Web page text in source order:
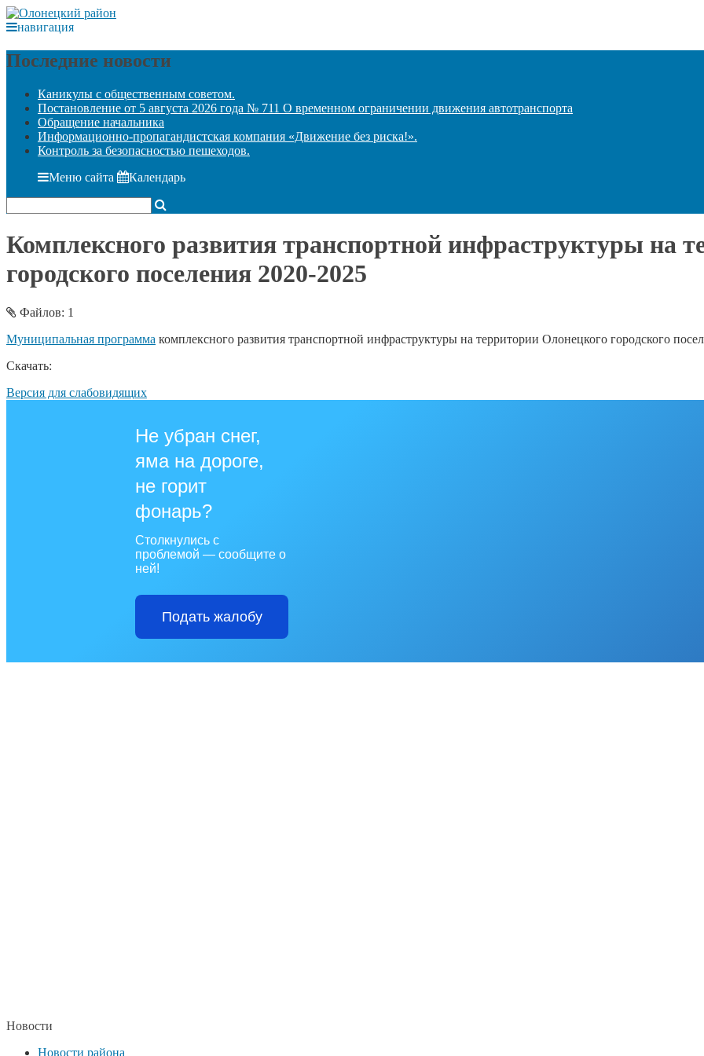
навигация
Последние новости
Каникулы с общественным советом.
Постановление от 5 августа 2026 года № 711 О временном ограничении движения автотранспорта
Обращение начальника
Информационно-пропагандистская компания «Движение без риска!».
Контроль за безопасностью пешеходов.
Меню сайта Календарь
Комплексного развития транспортной инфраструктуры на
городского поселения 2020-2025
Файлов: 1
Муниципальная программа комплексного развития транспортной инфраструктуры на территории Олонецкого городского
Скачать:
Версия для слабовидящих
Не убран снег,
яма на дороге,
не горит
фонарь?
Столкнулись с
проблемой — сообщите о
ней!
Подать жалобу
Новости
Новости района